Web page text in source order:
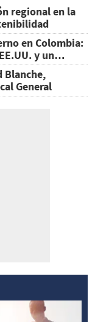
regional en la
en Colombia:
y un
Blanche,
General